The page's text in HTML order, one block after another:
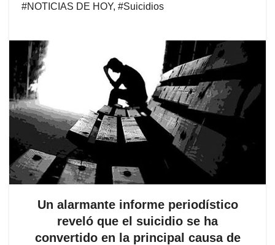
#NOTICIAS DE HOY, #Suicidios
Un alarmante informe periodístico
reveló que el suicidio se ha
convertido en la principal causa de